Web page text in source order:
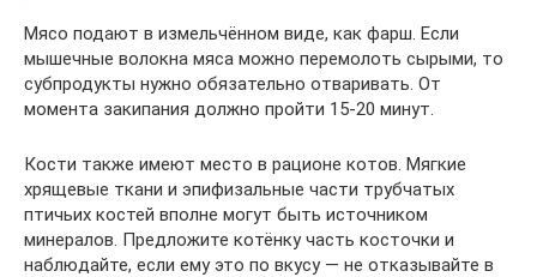
Мясо подают в измельчённом виде, как фарш. Если
мышечные волокна мяса можно перемолоть сырыми, то
субпродукты нужно обязательно отваривать. От
момента закипания должно пройти 15-20 минут.
Кости также имеют место в рационе котов. Мягкие
хрящевые ткани и эпифизальные части трубчатых
птичьих костей вполне могут быть источником
минералов. Предложите котёнку часть косточки и
наблюдайте, если ему это по вкусу — не отказывайте в